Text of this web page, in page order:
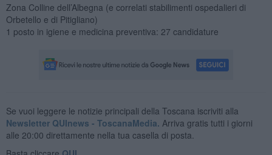
Zona Colline dell’Albegna (e correlati stabilimenti ospedalieri di
Orbetello e di Pitigliano)
1 posto in igiene e medicina preventiva: 27 candidature
Se vuoi leggere le notizie principali della Toscana iscriviti alla
Newsletter QUInews - ToscanaMedia. Arriva gratis tutti i giorni
alle 20:00 direttamente nella tua casella di posta.